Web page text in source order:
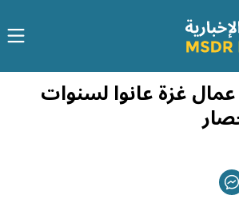
غزة عانوا لسنوات